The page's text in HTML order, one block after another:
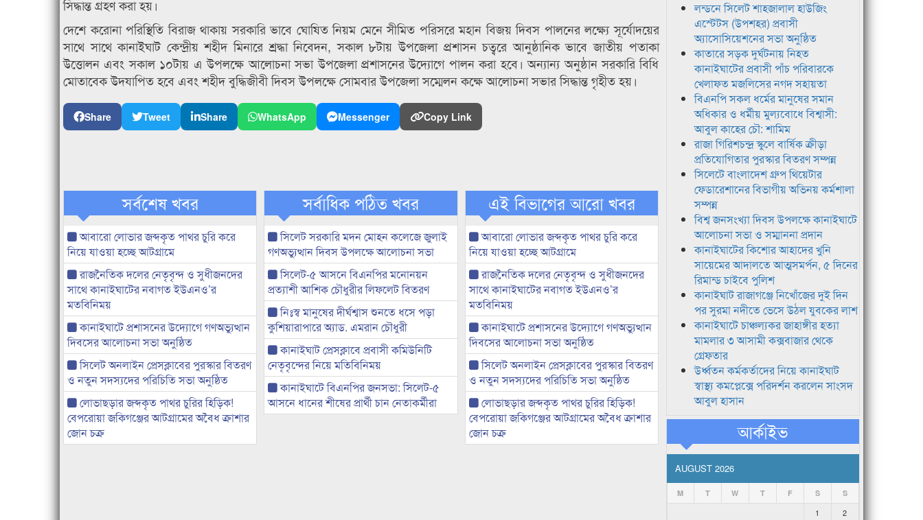
সিদ্ধান্ত গ্রহণ করা হয়।
দেশে করোনা পরিস্থিতি বিরাজ থাকায় সরকারি ভাবে ঘোষিত নিয়ম মেনে সীমিত পরিসরে মহান বিজয় দিবস পালনের লক্ষ্যে সূর্যোদয়ের
সাথে সাথে কানাইঘাট কেন্দ্রীয় শহীদ মিনারে শ্রদ্ধা নিবেদন, সকাল ৮টায় উপজেলা প্রশাসন চত্বরে আনুষ্ঠানিক ভাবে জাতীয় পতাকা
উত্তোলন এবং সকাল ১০টায় এ উপলক্ষে আলোচনা সভা উপজেলা প্রশাসনের উদ্যোগে পালন করা হবে। অন্যান্য অনুষ্ঠান সরকারি বিধি
মোতাবেক উদযাপিত হবে এবং শহীদ বুদ্ধিজীবী দিবস উপলক্ষে সোমবার উপজেলা সম্মেলন কক্ষে আলোচনা সভার সিদ্ধান্ত গৃহীত হয়।
Share Tweet Share WhatsApp Messenger Copy Link
সর্বশেষ খবর
আবারো লোভার জব্দকৃত পাথর চুরি করে
নিয়ে যাওয়া হচ্ছে আটগ্রামে
রাজনৈতিক দলের নেতৃবৃন্দ ও সুধীজনদের
সাথে কানাইঘাটের নবাগত ইউএনও’র
মতবিনিময়
কানাইঘাটে প্রশাসনের উদ্যোগে গণঅভ্যুত্থান
দিবসের আলোচনা সভা অনুষ্ঠিত
সিলেট অনলাইন প্রেসক্লাবের পুরস্কার বিতরণ
ও নতুন সদস্যদের পরিচিতি সভা অনুষ্ঠিত
লোভাছড়ার জব্দকৃত পাথর চুরির হিড়িক!
বেপরোয়া জকিগঞ্জের আটগ্রামের অবৈধ ক্রাশার
জোন চক্র
সর্বাধিক পঠিত খবর
সিলেট সরকারি মদন মোহন কলেজে জুলাই
গণঅভ্যুত্থান দিবস উপলক্ষে আলোচনা সভা
সিলেট-৫ আসনে বিএনপির মনোনয়ন
প্রত্যাশী আশিক চৌধুরীর লিফলেট বিতরণ
নিঃস্ব মানুষের দীর্ঘশ্বাস শুনতে ধসে পড়া
কুশিয়ারাপারে অ্যাড. এমরান চৌধুরী
কানাইঘাট প্রেসক্লাবে প্রবাসী কমিউনিটি
নেতৃবৃন্দের নিয়ে মতিবিনিময়
কানাইঘাটে বিএনপির জনসভা: সিলেট-৫
আসনে ধানের শীষের প্রার্থী চান নেতাকর্মীরা
এই বিভাগের আরো খবর
আবারো লোভার জব্দকৃত পাথর চুরি করে
নিয়ে যাওয়া হচ্ছে আটগ্রামে
রাজনৈতিক দলের নেতৃবৃন্দ ও সুধীজনদের
সাথে কানাইঘাটের নবাগত ইউএনও’র
মতবিনিময়
কানাইঘাটে প্রশাসনের উদ্যোগে গণঅভ্যুত্থান
দিবসের আলোচনা সভা অনুষ্ঠিত
সিলেট অনলাইন প্রেসক্লাবের পুরস্কার বিতরণ
ও নতুন সদস্যদের পরিচিতি সভা অনুষ্ঠিত
লোভাছড়ার জব্দকৃত পাথর চুরির হিড়িক!
বেপরোয়া জকিগঞ্জের আটগ্রামের অবৈধ ক্রাশার
জোন চক্র
লন্ডনে সিলেট শাহজালাল হাউজিং
এস্টেটস (উপশহর) প্রবাসী
অ্যাসোসিয়েশনের সভা অনুষ্ঠিত
কাতারে সড়ক দুর্ঘটনায় নিহত
কানাইঘাটের প্রবাসী পাঁচ পরিবারকে
খেলাফত মজলিসের নগদ সহায়তা
বিএনপি সকল ধর্মের মানুষের সমান
অধিকার ও ধর্মীয় মুল্যবোধে বিশ্বাসী:
আবুল কাহের চৌ: শামিম
রাজা গিরিশচন্দ্র স্কুলে বার্ষিক ক্রীড়া
প্রতিযোগিতার পুরস্কার বিতরণ সম্পন্ন
সিলেটে বাংলাদেশ গ্রুপ থিয়েটার
ফেডারেশানের বিভাগীয় অভিনয় কর্মশালা
সম্পন্ন
বিশ্ব জনসংখ্যা দিবস উপলক্ষে কানাইঘাটে
আলোচনা সভা ও সম্মাননা প্রদান
কানাইঘাটের কিশোর আহাদের খুনি
সায়েমের আদালতে আত্মসমর্পন, ৫ দিনের
রিমান্ড চাইবে পুলিশ
কানাইঘাট রাজাগঞ্জে নিখোঁজের দুই দিন
পর সুরমা নদীতে ভেসে উঠল যুবকের লাশ
কানাইঘাটে চাঞ্চল্যকর জাহাঙ্গীর হত্যা
মামলার ৩ আসামী কক্সবাজার থেকে
গ্রেফতার
উর্ধ্বতন কর্মকর্তাদের নিয়ে কানাইঘাট
স্বাস্থ্য কমপ্লেক্সে পরিদর্শন করলেন সাংসদ
আবুল হাসান
আর্কাইভ
AUGUST 2026
M T W T F S S
1
2